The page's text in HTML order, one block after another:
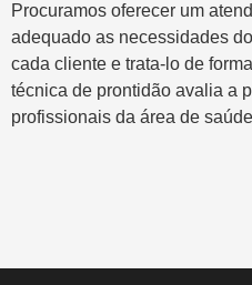
Procuramos oferecer um
adequado as necessidades
cada cliente e trata-lo de
técnica de prontidão avalia a
profissionais da área de